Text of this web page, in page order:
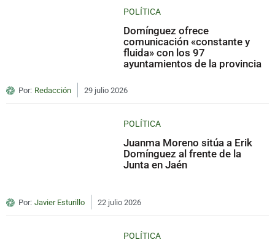
POLÍTICA
Domínguez ofrece
comunicación «constante y
fluida» con los 97
ayuntamientos de la provincia
Por: Redacción 29 julio 2026
POLÍTICA
Juanma Moreno sitúa a Erik
Domínguez al frente de la
Junta en Jaén
Por: Javier Esturillo 22 julio 2026
POLÍTICA